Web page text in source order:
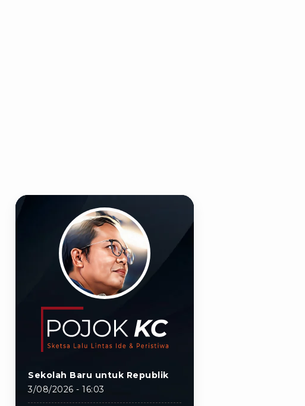
Sekolah Baru untuk Republik
3/08/2026 - 16:03